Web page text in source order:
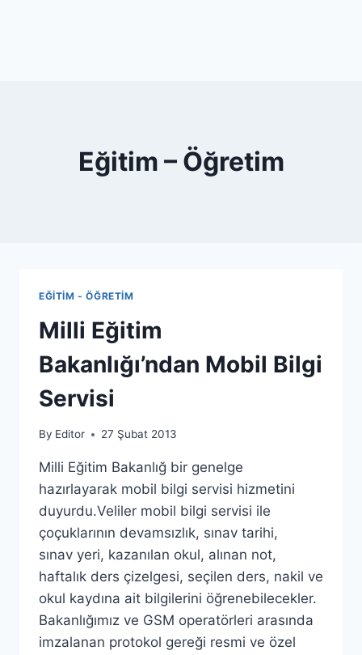
Eğitim – Öğretim
EĞITIM - ÖĞRETIM
Milli Eğitim
Bakanlığı’ndan Mobil Bilgi
Servisi
By Editor 27 Şubat 2013
Milli Eğitim Bakanlığ bir genelge
hazırlayarak mobil bilgi servisi hizmetini
duyurdu.Veliler mobil bilgi servisi ile
çoçuklarının devamsızlık, sınav tarihi,
sınav yeri, kazanılan okul, alınan not,
haftalık ders çizelgesi, seçilen ders, nakil ve
okul kaydına ait bilgilerini öğrenebilecekler.
Bakanlığımız ve GSM operatörleri arasında
imzalanan protokol gereği resmi ve özel